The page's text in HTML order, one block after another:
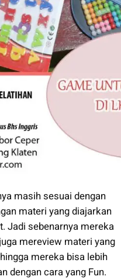
masih sesuai dengan
materi yang diajarkan
Jadi sebenarnya mereka
mereview materi yang
mereka bisa lebih
dengan cara yang Fun.